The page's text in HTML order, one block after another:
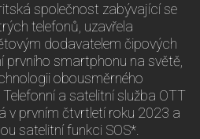
společnost zabývající se
telefonů, uzavřela
dodavatelem čipových
prvního smartphonu na světě,
obousměrného
a satelitní služba OTT
v prvním čtvrtletí roku 2023 a
satelitní funkci SOS*.